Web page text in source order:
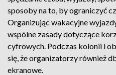
sposoby na to, by ograniczyć
Organizując wakacyjne
wspólne zasady dotyczące
cyfrowych. Podczas kolonii i
się, że organizatorzy również
ekranowe.